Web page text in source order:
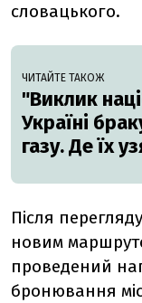
словацького.
ЧИТАЙТЕ ТАКОЖ
"Виклик
Україні
газу. Де їх
Після
новим
проведений
бронювання